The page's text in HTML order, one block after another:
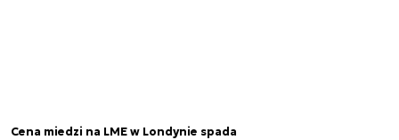
Cena miedzi na LME w Londynie spada